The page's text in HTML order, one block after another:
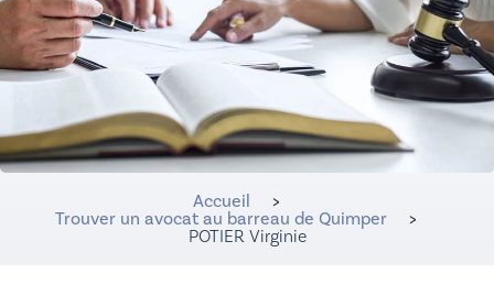
Accueil
>
Trouver un avocat au barreau de Quimper
>
POTIER Virginie